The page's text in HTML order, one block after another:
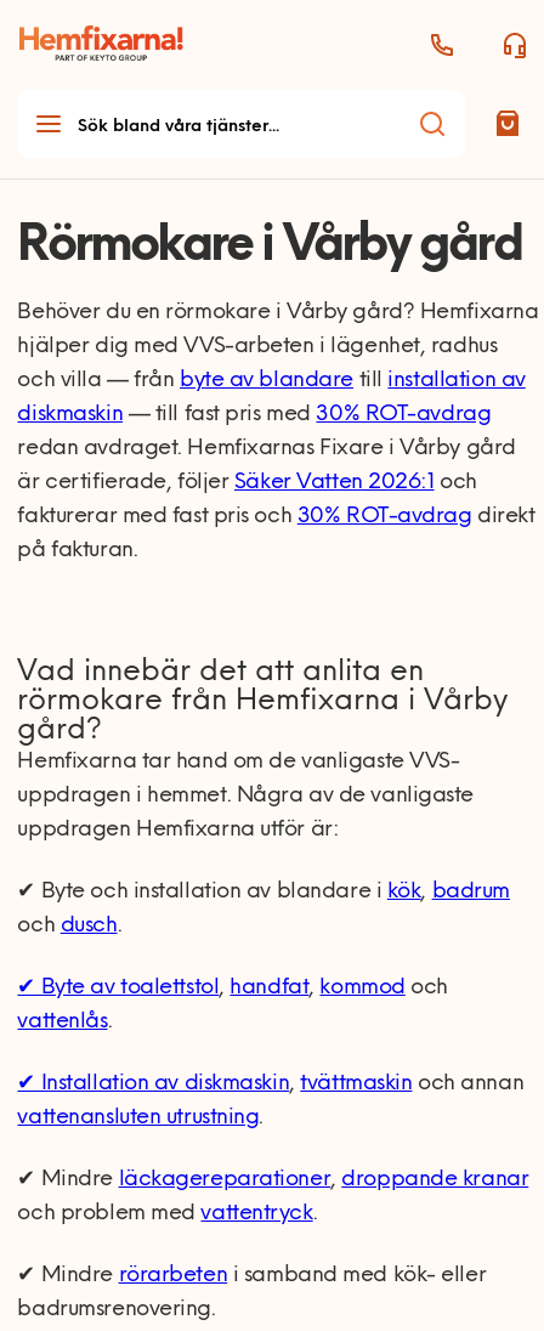
Rörmokare i Vårby gård
Behöver du en rörmokare i Vårby gård? Hemfixarna
hjälper dig med VVS-arbeten i lägenhet, radhus
och villa — från byte av blandaretill installation av
diskmaskin — till fast pris med 30% ROT-avdrag
redan avdraget. Hemfixarnas Fixare i Vårby gård
är certifierade, följer Säker Vatten 2026:1 och
fakturerar med fast pris och 30% ROT-avdrag direkt
på fakturan.
Vad innebär det att anlita en
rörmokare från Hemfixarna i Vårby
gård?
Hemfixarna tar hand om de vanligaste VVS-
uppdragen i hemmet. Några av de vanligaste
uppdragen Hemfixarna utför är:
✔ Byte och installation av blandare i kök, badrum
och dusch.
✔ Byte av toalettstol, handfat, kommod och
vattenlås.
✔ Installation av diskmaskin,tvättmaskin och annan
vattenansluten utrustning.
✔ Mindre läckagereparationer, droppande kranar
och problem medvattentryck.
✔ Mindre rörarbeten i samband med kök- eller
badrumsrenovering.